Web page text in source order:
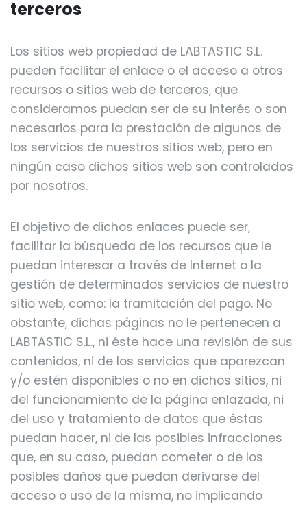
terceros
Los sitios web propiedad de LABTASTIC S.L.
pueden facilitar el enlace o el acceso a otros
recursos o sitios web de terceros, que
consideramos puedan ser de su interés o son
necesarios para la prestación de algunos de
los servicios de nuestros sitios web, pero en
ningún caso dichos sitios web son controlados
por nosotros.
El objetivo de dichos enlaces puede ser,
facilitar la búsqueda de los recursos que le
puedan interesar a través de Internet o la
gestión de determinados servicios de nuestro
sitio web, como: la tramitación del pago. No
obstante, dichas páginas no le pertenecen a
LABTASTIC S.L., ni éste hace una revisión de sus
contenidos, ni de los servicios que aparezcan
y/o estén disponibles o no en dichos sitios, ni
del funcionamiento de la página enlazada, ni
del uso y tratamiento de datos que éstas
puedan hacer, ni de las posibles infracciones
que, en su caso, puedan cometer o de los
posibles daños que puedan derivarse del
acceso o uso de la misma, no implicando